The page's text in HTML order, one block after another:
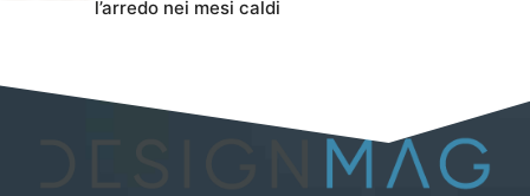
l’arredo nei mesi caldi